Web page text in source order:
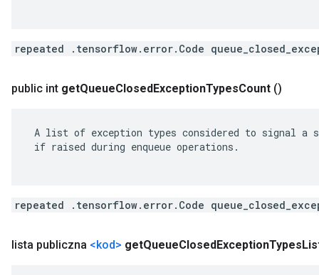
repeated .tensorflow.error.Code
public int getQueueClosedExceptionTypesCount ()
A list of exception types considered to signal a
if raised during enqueue operations.
repeated .tensorflow.error.Code
lista publiczna <kod> getQueueClosedExceptionTypes